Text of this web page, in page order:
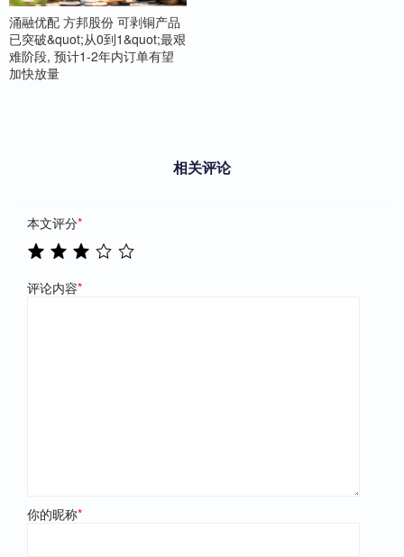
涌融优配 方邦股份 可剥铜产品
已突破&quot;从0到1&quot;最艰
难阶段, 预计1-2年内订单有望
加快放量
相关评论
本文评分*
评论内容*
你的昵称*